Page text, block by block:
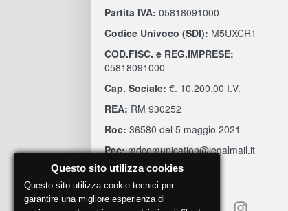
Partita IVA: 05818091000
Codice Univoco (SDI): M5UXCR1
COD.FISC. e REG.IMPRESE:
05818091000
Cap. Sociale: €. 10.200,00 I.V.
REA: RM 930252
Roc: 36580 del 5 maggio 2021
Pec:mdcomunication@legalmail.it
Questo sito utilizza cookies
Questo sito utilizza cookie tecnici per
garantire una migliore esperienza di